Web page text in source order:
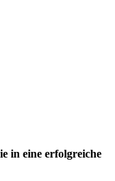
in eine erfolgreiche